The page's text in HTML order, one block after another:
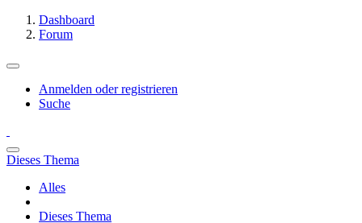
Dashboard
Forum
Anmelden oder registrieren
Suche
Dieses Thema
Alles
Dieses Thema